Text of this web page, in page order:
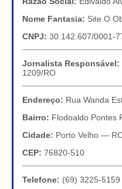
Nome Fantasia: Site O
CNPJ: 30.142.607/0001-
Jornalista Responsável:
1209/RO
Endereço: Rua Wanda
Bairro: Flodoaldo Pontes
Cidade: Porto Velho —
CEP: 76820-510
Telefone: (69) 3225-5159